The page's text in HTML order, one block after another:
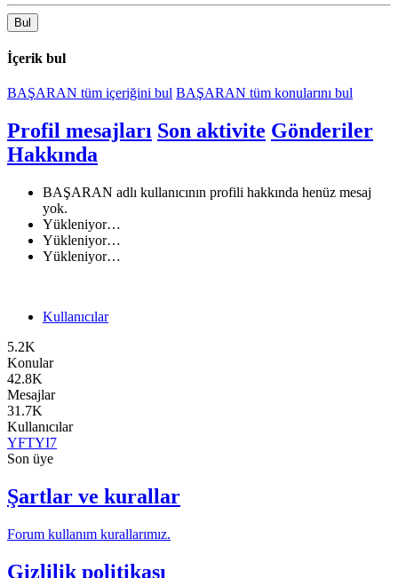
Bul
İçerik bul
BAŞARAN tüm içeriğini bul BAŞARAN tüm konularını bul
Profil mesajları Son aktivite Gönderiler
Hakkında
BAŞARAN adlı kullanıcının profili hakkında henüz mesaj
yok.
Yükleniyor…
Yükleniyor…
Yükleniyor…
Kullanıcılar
5.2K
Konular
42.8K
Mesajlar
31.7K
Kullanıcılar
YFTYI7
Son üye
Şartlar ve kurallar
Forum kullanım kurallarımız.
Gizlilik politikası